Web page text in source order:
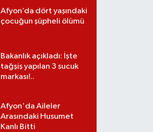
Afyon’da dört yaşındaki
çocuğun şüpheli ölümü
Bakanlık açıkladı: İşte
tağşiş yapılan 3 sucuk
markası!..
Afyon'da Aileler
Arasındaki Husumet
Kanlı Bitti